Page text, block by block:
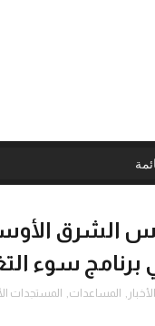
الشرق
سوء
الأخبار , المساعدات, المستجدات